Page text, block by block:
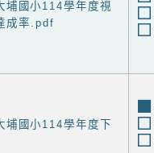
埔國小114學年度視
成率.pdf
埔國小114學年度下